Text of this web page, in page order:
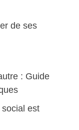
de ses
: Guide
est